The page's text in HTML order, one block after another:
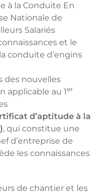
à la Conduite En
Nationale de
Salariés
et le
conduite d’engins
des nouvelles
applicable au 1er
d’aptitude à la
, qui constitue une
d’entreprise de
les connaissances
de chantier et les